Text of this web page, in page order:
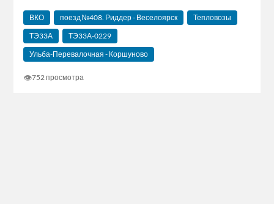
ВКО поезд №408. Риддер - Веселоярск
Тепловозы
ТЭ33А
ТЭ33А-0229
Ульба-Перевалочная - Коршуново
👁752 просмотра